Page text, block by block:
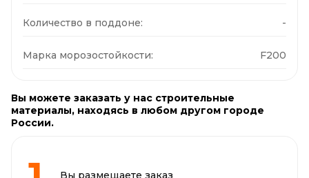
Количество в поддоне: -
Марка морозостойкости: F200
Вы можете заказать у нас строительные
материалы, находясь в любом другом городе
России.
Вы размещаете заказ